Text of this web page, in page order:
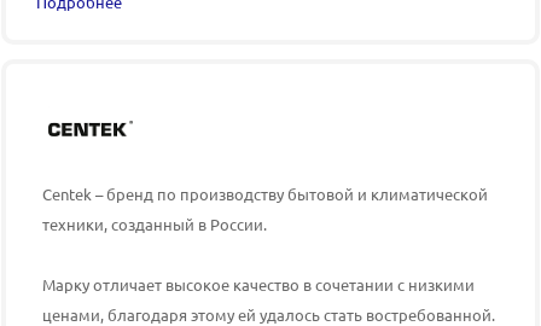
Centek – бренд по производству бытовой и климатической
техники, созданный в России.
Марку отличает высокое качество в сочетании с низкими
ценами, благодаря этому ей удалось стать востребованной.